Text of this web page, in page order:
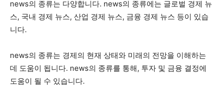
news의 종류는 다양합니다. news의 종류에는 글로벌 경제 뉴
스, 국내 경제 뉴스, 산업 경제 뉴스, 금융 경제 뉴스 등이 있습
니다.
news의 종류는 경제의 현재 상태와 미래의 전망을 이해하는
데 도움이 됩니다. news의 종류를 통해, 투자 및 금융 결정에
도움이 될 수 있습니다.